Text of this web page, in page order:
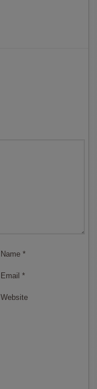
Name *
Email *
Website